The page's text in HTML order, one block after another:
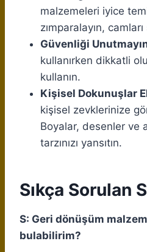
malzemeleri iyice
zımparalayın,
Güvenliği
kullanırken dikkatli
kullanın.
Kişisel Dokunuşlar
kişisel zevklerinize
Boyalar, desenler ve
tarzınızı yansıtın.
Sıkça Sorulan
S: Geri dönüşüm
bulabilirim?